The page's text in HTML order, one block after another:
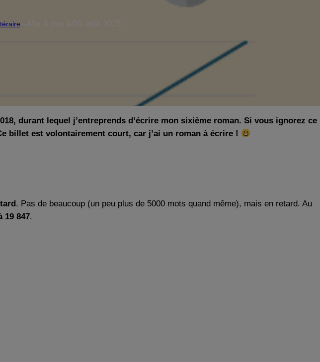
Mis à jour le20 août 2025
durant lequel j’entreprends d’écrire mon sixième roman. Si vous ignorez ce
billet est volontairement court, car j’ai un roman à écrire !
. Pas de beaucoup (un peu plus de 5000 mots quand même), mais en retard. Au
19 847.